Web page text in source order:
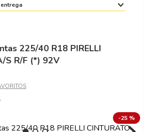
225/40 R18 PIRELLI
S R/F (*) 92V
-25 %
Términos más buscados
2
3. 225
7 .245